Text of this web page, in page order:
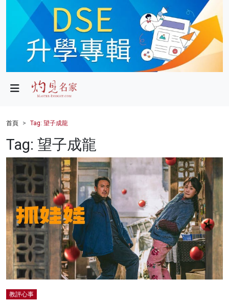
政局
財經
健康
商業
科技
影片
名家榜
灼見活動
首頁 Tag: 望子成龍
Tag: 望子成龍
教評心事